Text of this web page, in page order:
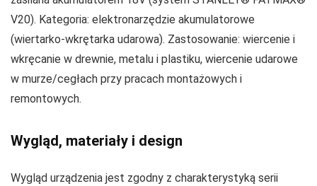
V20). Kategoria: elektronarzędzie akumulatorowe
(wiertarko-wkrętarka udarowa). Zastosowanie: wiercenie i
wkręcanie w drewnie, metalu i plastiku, wiercenie udarowe
w murze/cegłach przy pracach montażowych i
remontowych.
Wygląd, materiały i design
Wygląd urządzenia jest zgodny z charakterystyką serii